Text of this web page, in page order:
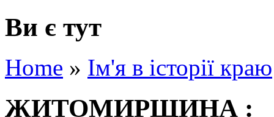
Ви є тут
Home » Ім'я в історії краю
ЖИТОМИРЩИНА :